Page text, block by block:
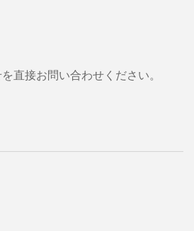
直接お問い合わせください。